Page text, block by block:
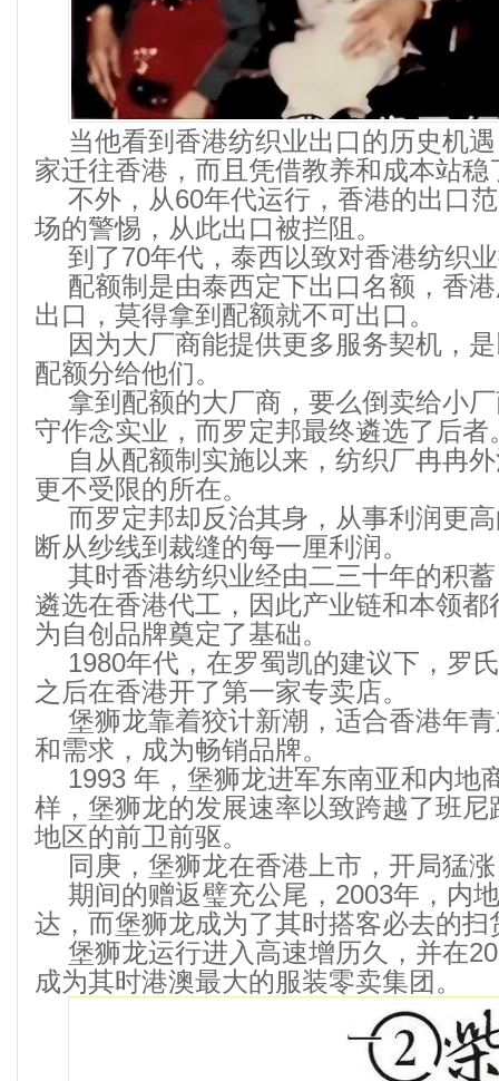
当他看到香港纺织业出口的历史机
家迁往香港，而且凭借教养和成本站稳
不外，从60年代运行，香港的出口
场的警惕，从此出口被拦阻。
到了70年代，泰西以致对香港纺织
配额制是由泰西定下出口名额，香
出口，莫得拿到配额就不可出口。
因为大厂商能提供更多服务契机，
配额分给他们。
拿到配额的大厂商，要么倒卖给小
守作念实业，而罗定邦最终遴选了后者
自从配额制实施以来，纺织厂冉冉
更不受限的所在。
而罗定邦却反治其身，从事利润更
断从纱线到裁缝的每一厘利润。
其时香港纺织业经由二三十年的积
遴选在香港代工，因此产业链和本领
为自创品牌奠定了基础。
1980年代，在罗蜀凯的建议下，罗
之后在香港开了第一家专卖店。
堡狮龙靠着狡计新潮，适合香港年
和需求，成为畅销品牌。
1993 年，堡狮龙进军东南亚和内地
样，堡狮龙的发展速率以致跨越了班
地区的前卫前驱。
同庚，堡狮龙在香港上市，开局猛
期间的赠返璧充公尾，2003年，内
达，而堡狮龙成为了其时搭客必去的扫
堡狮龙运行进入高速增历久，并在
成为其时港澳最大的服装零卖集团。